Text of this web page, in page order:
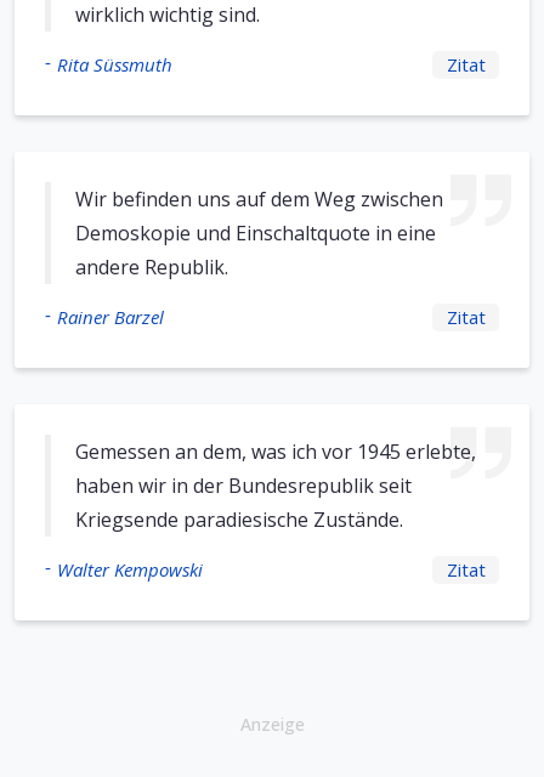
wirklich wichtig sind.
- Rita Süssmuth Zitat
Wir befinden uns auf dem Weg zwischen
Demoskopie und Einschaltquote in eine
andere Republik.
- Rainer Barzel Zitat
Gemessen an dem, was ich vor 1945 erlebte,
haben wir in der Bundesrepublik seit
Kriegsende paradiesische Zustände.
- Walter Kempowski Zitat
Anzeige